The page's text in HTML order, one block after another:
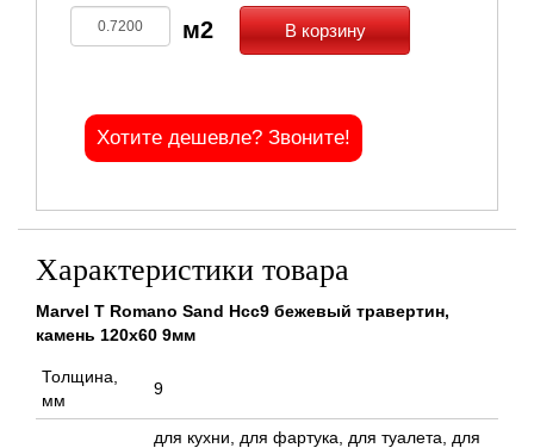
В корзину
Хотите дешевле? Звоните!
Характеристики товара
Marvel T Romano Sand Hcc9 бежевый травертин,
камень 120x60 9мм
Толщина,
мм
9
для кухни, для фартука, для туалета, для